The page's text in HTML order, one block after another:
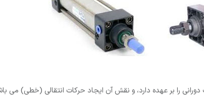
را بر عهده دارد، و نقش آن ایجاد حرکات انتقالی (خطی) می